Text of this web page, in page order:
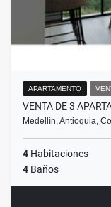
APARTAMENTO
VENTA DE 3
Medellín, Antioquia,
4 Habitaciones
4 Baños